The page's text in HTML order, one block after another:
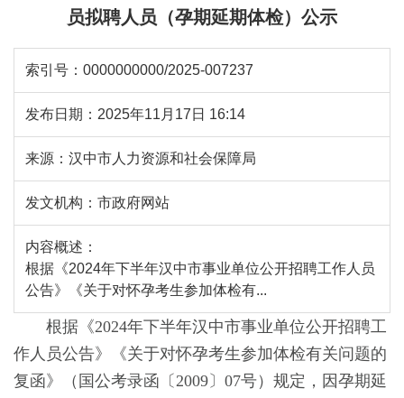
员拟聘人员（孕期延期体检）公示
索引号： 0000000000/2025-007237
发布日期： 2025年11月17日 16:14
来源： 汉中市人力资源和社会保障局
发文机构： 市政府网站
内容概述：
根据《2024年下半年汉中市事业单位公开招聘工作人员
公告》《关于对怀孕考生参加体检有...
根据《2024年下半年汉中市事业单位公开招聘工
作人员公告》《关于对怀孕考生参加体检有关问题的
复函》（国公考录函〔2009〕07号）规定，因孕期延